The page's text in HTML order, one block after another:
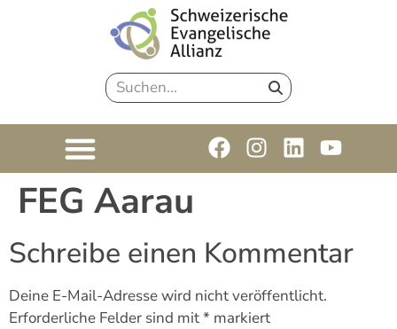
FEG Aarau
Schreibe einen Kommentar
Deine E-Mail-Adresse wird nicht veröffentlicht.
Erforderliche Felder sind mit* markiert